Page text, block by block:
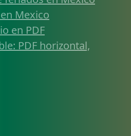
Mexico
en PDF
PDF horizontal,